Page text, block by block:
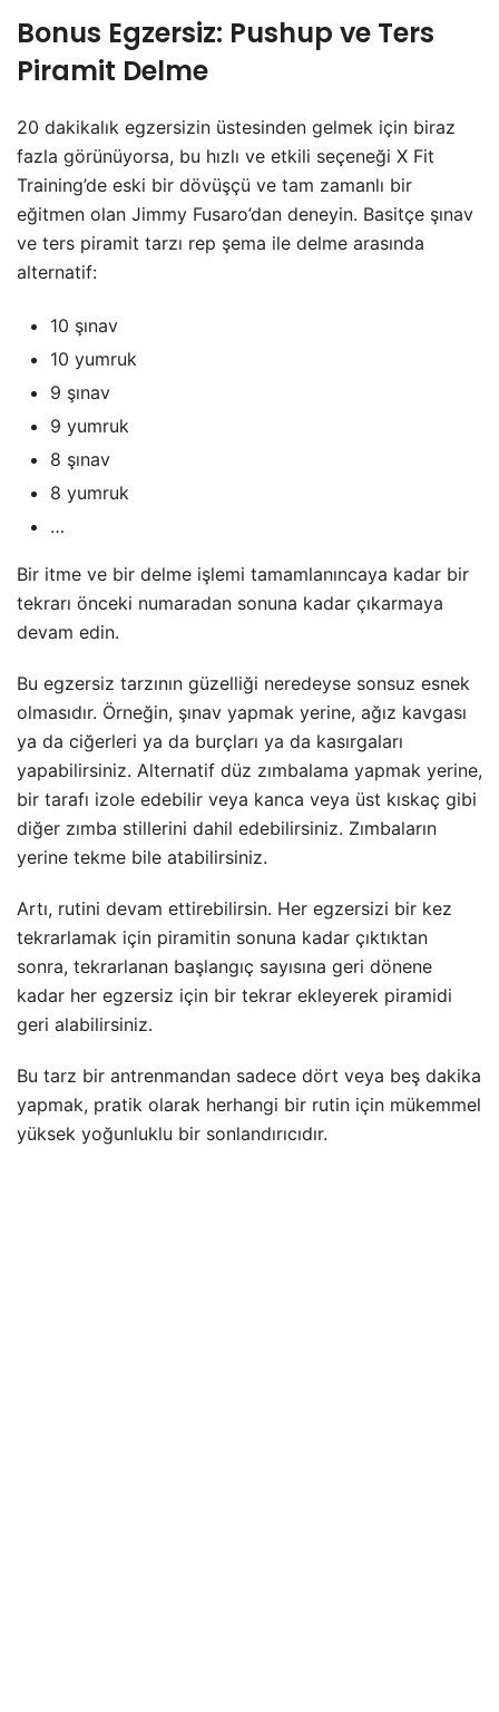
Bonus Egzersiz: Pushup ve Ters
Piramit Delme
20 dakikalık egzersizin üstesinden gelmek için biraz
fazla görünüyorsa, bu hızlı ve etkili seçeneği X Fit
Training’de eski bir dövüşçü ve tam zamanlı bir
eğitmen olan Jimmy Fusaro’dan deneyin. Basitçe şınav
ve ters piramit tarzı rep şema ile delme arasında
alternatif:
10 şınav
10 yumruk
9 şınav
9 yumruk
8 şınav
8 yumruk
…
Bir itme ve bir delme işlemi tamamlanıncaya kadar bir
tekrarı önceki numaradan sonuna kadar çıkarmaya
devam edin.
Bu egzersiz tarzının güzelliği neredeyse sonsuz esnek
olmasıdır. Örneğin, şınav yapmak yerine, ağız kavgası
ya da ciğerleri ya da burçları ya da kasırgaları
yapabilirsiniz. Alternatif düz zımbalama yapmak yerine,
bir tarafı izole edebilir veya kanca veya üst kıskaç gibi
diğer zımba stillerini dahil edebilirsiniz. Zımbaların
yerine tekme bile atabilirsiniz.
Artı, rutini devam ettirebilirsin. Her egzersizi bir kez
tekrarlamak için piramitin sonuna kadar çıktıktan
sonra, tekrarlanan başlangıç sayısına geri dönene
kadar her egzersiz için bir tekrar ekleyerek piramidi
geri alabilirsiniz.
Bu tarz bir antrenmandan sadece dört veya beş dakika
yapmak, pratik olarak herhangi bir rutin için mükemmel
yüksek yoğunluklu bir sonlandırıcıdır.